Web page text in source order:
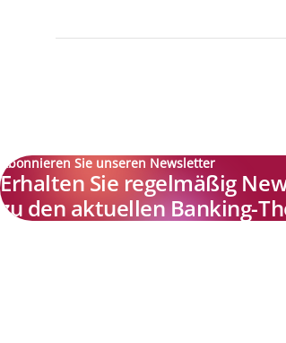
Abonnieren Sie unseren Newsletter
Erhalten Sie regelmäßig
zu den aktuellen Banking-